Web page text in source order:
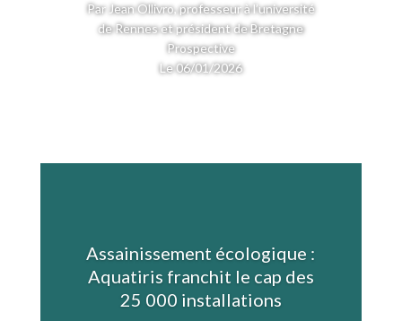
Par Jean Ollivro, professeur à l’université
de Rennes et président de Bretagne
Prospective
Le 06/01/2026
Assainissement écologique :
Aquatiris franchit le cap des
25 000 installations